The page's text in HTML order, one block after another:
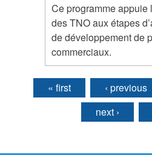
Ce programme appuie
des TNO aux étapes
de développement de
commerciaux.
Pages
« first ‹ previous
next ›